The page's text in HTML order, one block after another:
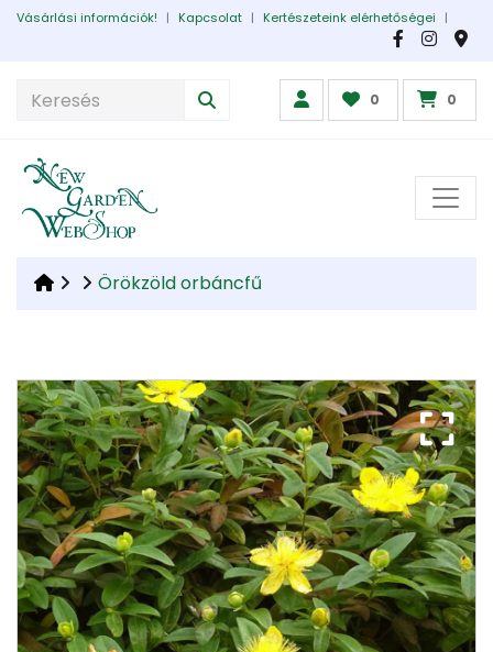
Vásárlási információk! | Kapcsolat | Kertészeteink elérhetőségei |
0 0
Örökzöld orbáncfű